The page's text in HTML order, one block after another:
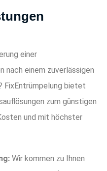
einer
nach einem zuverlässigen
FixEntrümpelung bietet
zum günstigen
und mit höchster
Wir kommen zu Ihnen